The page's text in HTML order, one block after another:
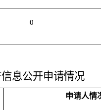
0
息公开申请情况
申请人情